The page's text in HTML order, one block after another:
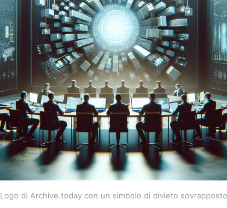
Logo di Archive.today con un simbolo di divieto